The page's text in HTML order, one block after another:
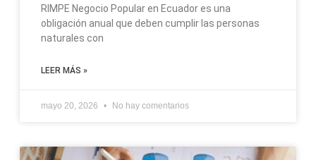
RIMPE Negocio Popular en Ecuador es una
obligación anual que deben cumplir las personas
naturales con
LEER MÁS »
mayo 20, 2026 No hay comentarios